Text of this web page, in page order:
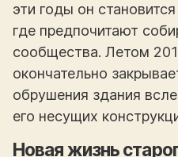
эти годы он
где предпочитают
сообщества. Летом
окончательно
обрушения здания
его несущих
Новая жизнь